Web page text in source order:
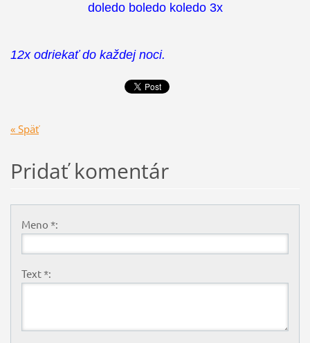
doledo boledo koledo 3x
12x odriekať do každej noci.
« Späť
Pridať komentár
Meno *:
Text *: